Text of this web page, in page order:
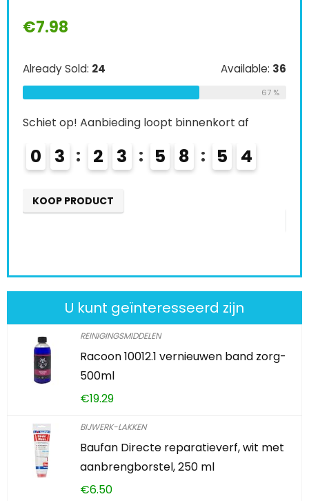
36
Already Sold:27 Available:41
0 4 2 3 5 8 5 2
U kunt geïnteresseerd zijn
REINIGINGSMIDDELEN
Racoon 10012.1 vernieuwen band zorg-
500ml
€19.29
BIJWERK-LAKKEN
Baufan Directe reparatieverf, wit met
aanbrengborstel, 250 ml
€6.50